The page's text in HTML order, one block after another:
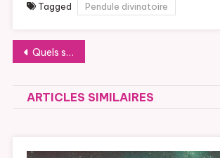
Tagged Pendule divinatoire
Navigation de
Quels sont les bienfaits des orgonites ?
ARTICLES SIMILAIRES